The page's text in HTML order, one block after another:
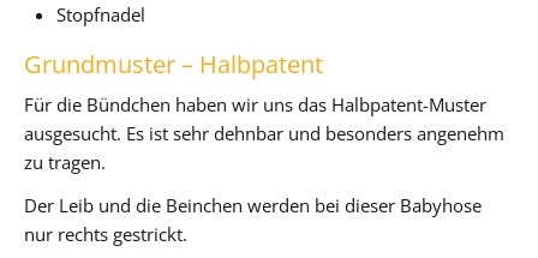
Stopfnadel
Grundmuster – Halbpatent
Für die Bündchen haben wir uns das Halbpatent-Muster
ausgesucht. Es ist sehr dehnbar und besonders angenehm
zu tragen.
Der Leib und die Beinchen werden bei dieser Babyhose
nur rechts gestrickt.